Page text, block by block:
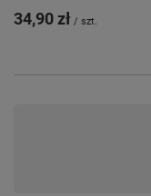
34,90 zł / szt.